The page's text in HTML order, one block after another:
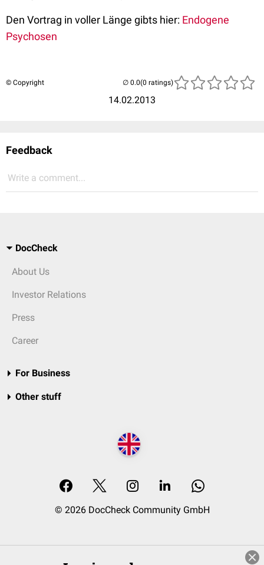
Den Vortrag in voller Länge gibts hier: Endogene
Psychosen
© Copyright
14.02.2013
(0 ratings)
Feedback
Write a comment...
DocCheck
About Us
Investor Relations
Press
Career
For Business
Other stuff
© 2026 DocCheck Community GmbH